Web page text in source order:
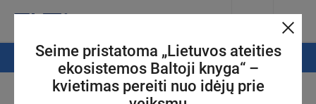
NAUJIENŲ FILTRAS
Automatinis atsinaujinimas
Seime pristatoma „Lietuvos ateities
ekosistemos Baltoji knyga“ –
kvietimas pereiti nuo idėjų prie